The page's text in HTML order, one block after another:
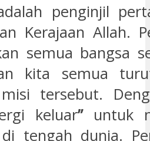
penginjil
Kerajaan Allah.
semua bangsa
kita semua
tersebut.
keluar”untuk
tengah dunia.